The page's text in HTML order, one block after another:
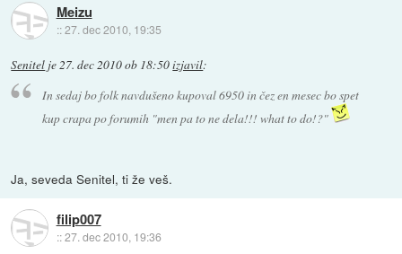
Meizu
::27. dec 2010, 19:35
Senitel je27. dec 2010 ob 18:50izjavil:
In sedaj bo folk navdušeno kupoval 6950 in čez en mesec bo spet
kup crapa po forumih "men pa to ne dela!!! what to do!?"
Ja, seveda Senitel, ti že veš.
filip007
::27. dec 2010, 19:36